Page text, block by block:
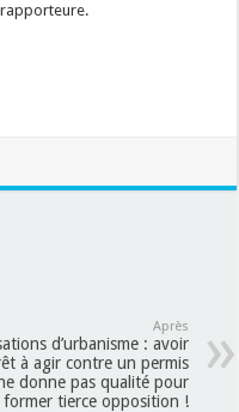
Après
d’urbanisme : avoir
à agir contre un permis
donne pas qualité pour
former tierce opposition !